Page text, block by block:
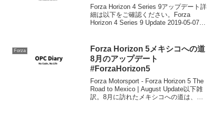
Forza Horizon 4 Series 9アップデート詳
細は以下をご確認ください。Forza
Horizon 4 Series 9 Update 2019-05-07
Forza
Forza Horizon 5メキシコへの道
8月のアップデート
#ForzaHorizon5
Forza Motorsport - Forza Horizon 5 The
Road to Mexico | August Update以下雑
訳。8月に訪れたメキシコへの道は、